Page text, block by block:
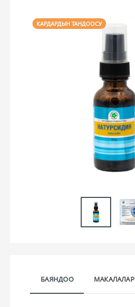
КАРДАРДЫН ТАНДООСУ
БАЯНДОО МАКАЛАЛАР